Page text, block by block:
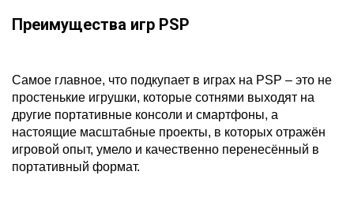
Преимущества игр PSP
Самое главное, что подкупает в играх на PSP – это не
простенькие игрушки, которые сотнями выходят на
другие портативные консоли и смартфоны, а
настоящие масштабные проекты, в которых отражён
игровой опыт, умело и качественно перенесённый в
портативный формат.